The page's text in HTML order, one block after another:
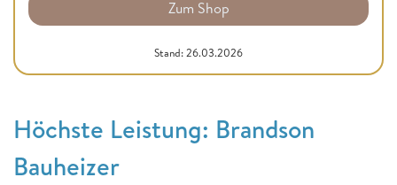
Zum Shop
Stand: 26.03.2026
Höchste Leistung: Brandson
Bauheizer